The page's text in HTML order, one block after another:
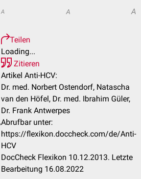
A A A
Teilen
Loading...
Zitieren
Artikel Anti-HCV:
Dr. med. Norbert Ostendorf, Natascha
van den Höfel, Dr. med. Ibrahim Güler,
Dr. Frank Antwerpes
Abrufbar unter:
https://flexikon.doccheck.com/de/Anti-
HCV
DocCheck Flexikon 10.12.2013. Letzte
Bearbeitung 16.08.2022